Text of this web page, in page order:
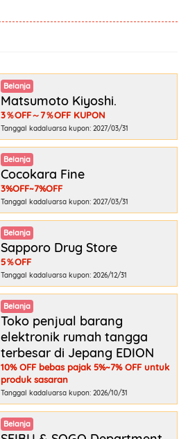
Belanja
Matsumoto Kiyoshi.
3％OFF～7％OFF KUPON
Tanggal kadaluarsa kupon: 2027/03/31
Belanja
Cocokara Fine
3%OFF~7%OFF
Tanggal kadaluarsa kupon: 2027/03/31
Belanja
Sapporo Drug Store
5％OFF
Tanggal kadaluarsa kupon: 2026/12/31
Belanja
Toko penjual barang
elektronik rumah tangga
terbesar di Jepang EDION
10% OFF bebas pajak 5%~7% OFF untuk
produk sasaran
Tanggal kadaluarsa kupon: 2026/10/31
Belanja